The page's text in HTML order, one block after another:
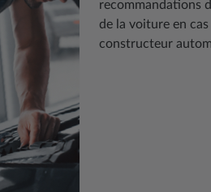
recommandations
de la voiture en
constructeur